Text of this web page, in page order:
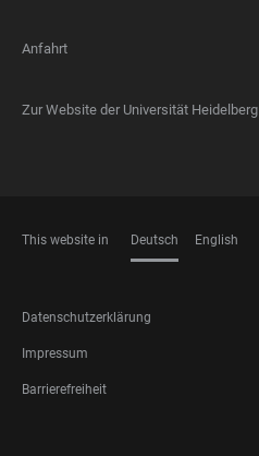
Anfahrt
Zur Website der Universität Heidelberg
This website in Deutsch English
FOOTER
LEGAL
Datenschutzerklärung
Impressum
Barrierefreiheit